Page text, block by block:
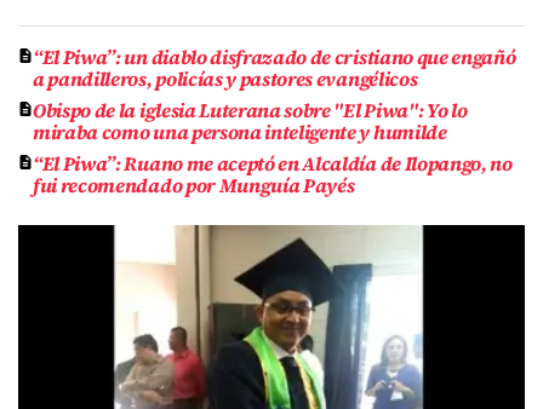
“El Piwa”: un diablo disfrazado de cristiano que engañó
a pandilleros, policías y pastores evangélicos
Obispo de la iglesia Luterana sobre "El Piwa": Yo lo
miraba como una persona inteligente y humilde
“El Piwa”: Ruano me aceptó en Alcaldía de Ilopango, no
fui recomendado por Munguía Payés